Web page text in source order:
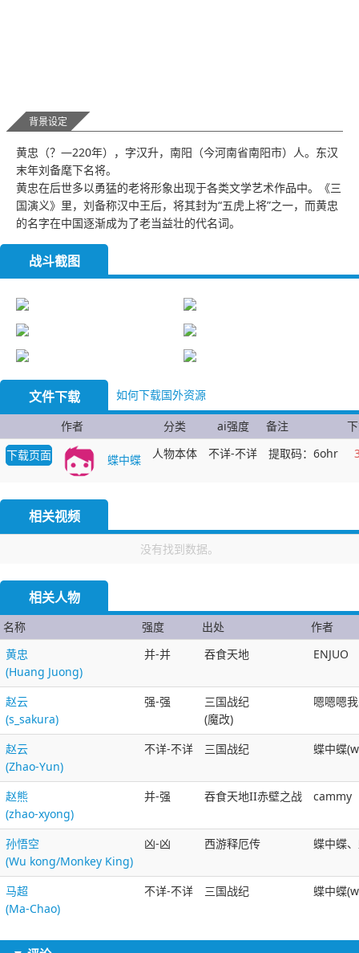
背景设定
黄忠（？—220年），字汉升，南阳（今河南省南阳市）人。东汉
末年刘备麾下名将。
黄忠在后世多以勇猛的老将形象出现于各类文学艺术作品中。《三
国演义》里，刘备称汉中王后，将其封为“五虎上将”之一，而黄忠
的名字在中国逐渐成为了老当益壮的代名词。
战斗截图
文件下载 如何下载国外资源
作者 分类 ai强度 备注
下载页面
蝶中蝶 人物本体 不详-不详 提取码：6ohr
相关视频
没有找到数据。
相关人物
名称 强度 出处
作者
黄忠
(Huang Juong)
并-并 吞食天地 ENJUO
赵云
(s_sakura)
强-强
三国战纪
(魔改)
嗯嗯嗯
赵云
(Zhao-Yun)
不详-不详 三国战纪 蝶中蝶
赵熊
(zhao-xyong)
并-强 吞食天地II赤壁之战 cammy
孙悟空
(Wu kong/Monkey King)
凶-凶 西游释厄传 蝶中蝶
马超
(Ma-Chao)
不详-不详 三国战纪 蝶中蝶